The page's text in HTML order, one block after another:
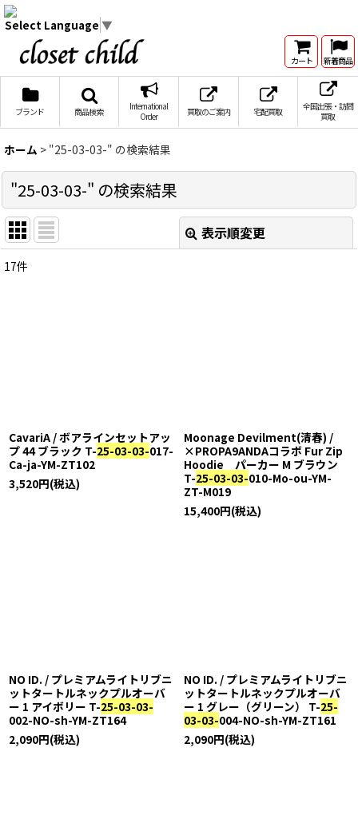
Select Language ▼
カート 新着商品
ブランド 商品検索
International
Order
買取のご案内 宅配買取
全国出張・訪問
買取
ホーム > "25-03-03-" の検索結果
"25-03-03-" の検索結果
表示順変更
商品検索
絞り込む
17件
CavariA / ボアラインセットアッ
プ 44 ブラック T-25-03-03-017-
Ca-ja-YM-ZT102
3,520円(税込)
Moonage Devilment(清春) /
×PROPA9ANDAコラボ Fur Zip
Hoodie パーカー M ブラウン
T-25-03-03-010-Mo-ou-YM-
ZT-M019
15,400円(税込)
NO ID. / プレミアムライトリブニ
ットタートルネックプルオーバ
ー 1 アイボリー T-25-03-03-
002-NO-sh-YM-ZT164
2,090円(税込)
NO ID. / プレミアムライトリブニ
ットタートルネックプルオーバ
ー 1 グレー（グリーン） T-25-
03-03-004-NO-sh-YM-ZT161
2,090円(税込)